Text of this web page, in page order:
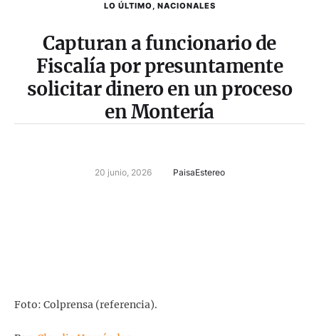
LO ÚLTIMO, NACIONALES
Capturan a funcionario de
Fiscalía por presuntamente
solicitar dinero en un proceso
en Montería
20 junio, 2026 PaisaEstereo
Foto: Colprensa (referencia).